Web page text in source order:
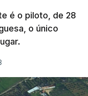
é o piloto, de 28
o único